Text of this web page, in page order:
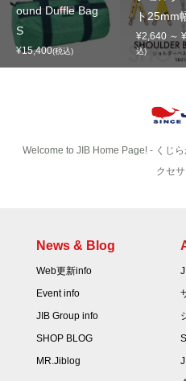
ound Duffle Bag
S
¥15,400(税込)
ト25mm
¥2,640 ～
込)
Welcome to JIB Home Page! ‐ くじ
クセ
News & Blog
Web更新info
Event info
JIB Group info
SHOP BLOG
MR.Jiblog